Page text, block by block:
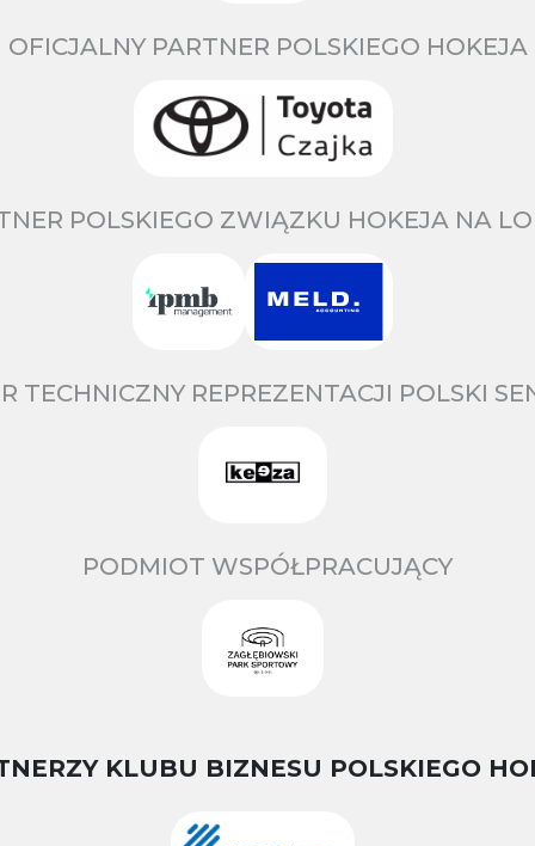
OFICJALNY PARTNER POLSKIEGO HOKEJA
POLSKIEGO ZWIĄZKU HOKEJA NA
TECHNICZNY REPREZENTACJI POLSKI
PODMIOT WSPÓŁPRACUJĄCY
KLUBU BIZNESU POLSKIEGO